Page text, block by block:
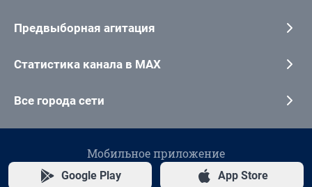
Предвыборная агитация
Статистика канала в MAX
Все города сети
Мобильное приложение
Google Play App Store